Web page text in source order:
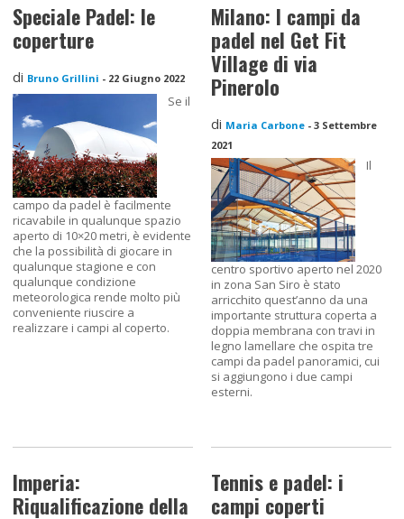
Speciale Padel: le
coperture
di Bruno Grillini - 22 Giugno 2022
Se il
campo da padel è facilmente
ricavabile in qualunque spazio
aperto di 10×20 metri, è evidente
che la possibilità di giocare in
qualunque stagione e con
qualunque condizione
meteorologica rende molto più
conveniente riuscire a
realizzare i campi al coperto.
Milano: I campi da
padel nel Get Fit
Village di via
Pinerolo
di Maria Carbone - 3 Settembre
2021
Il
centro sportivo aperto nel 2020
in zona San Siro è stato
arricchito quest’anno da una
importante struttura coperta a
doppia membrana con travi in
legno lamellare che ospita tre
campi da padel panoramici, cui
si aggiungono i due campi
esterni.
Imperia:
Riqualificazione della
Tennis e padel: i
campi coperti